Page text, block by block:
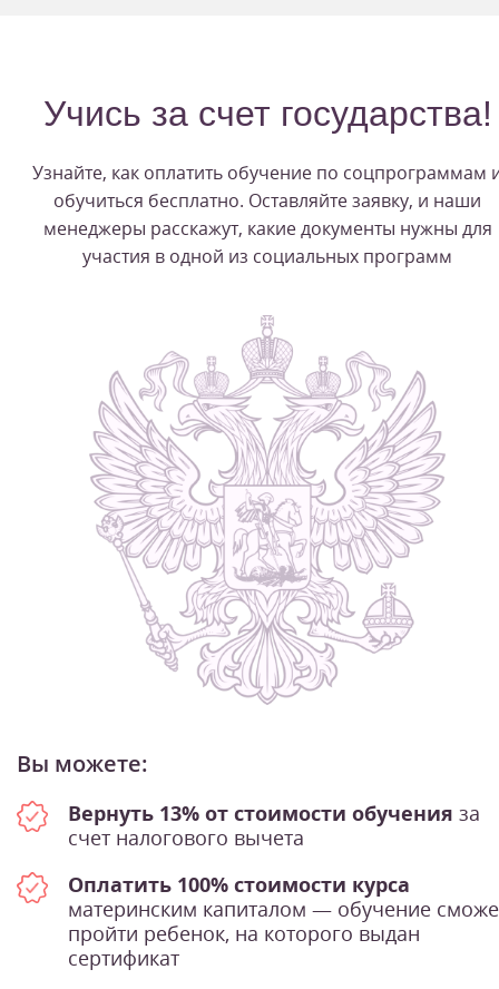
Учись за счет государства!
Узнайте, как оплатить обучение по соцпрограммам
обучиться бесплатно. Оставляйте заявку, и наши
менеджеры расскажут, какие документы нужны для
участия в одной из социальных программ
Вы можете:
Вернуть 13% от стоимости обучения за
счет налогового вычета
Оплатить 100% стоимости курса
материнским капиталом — обучение
пройти ребенок, на которого выдан
сертификат